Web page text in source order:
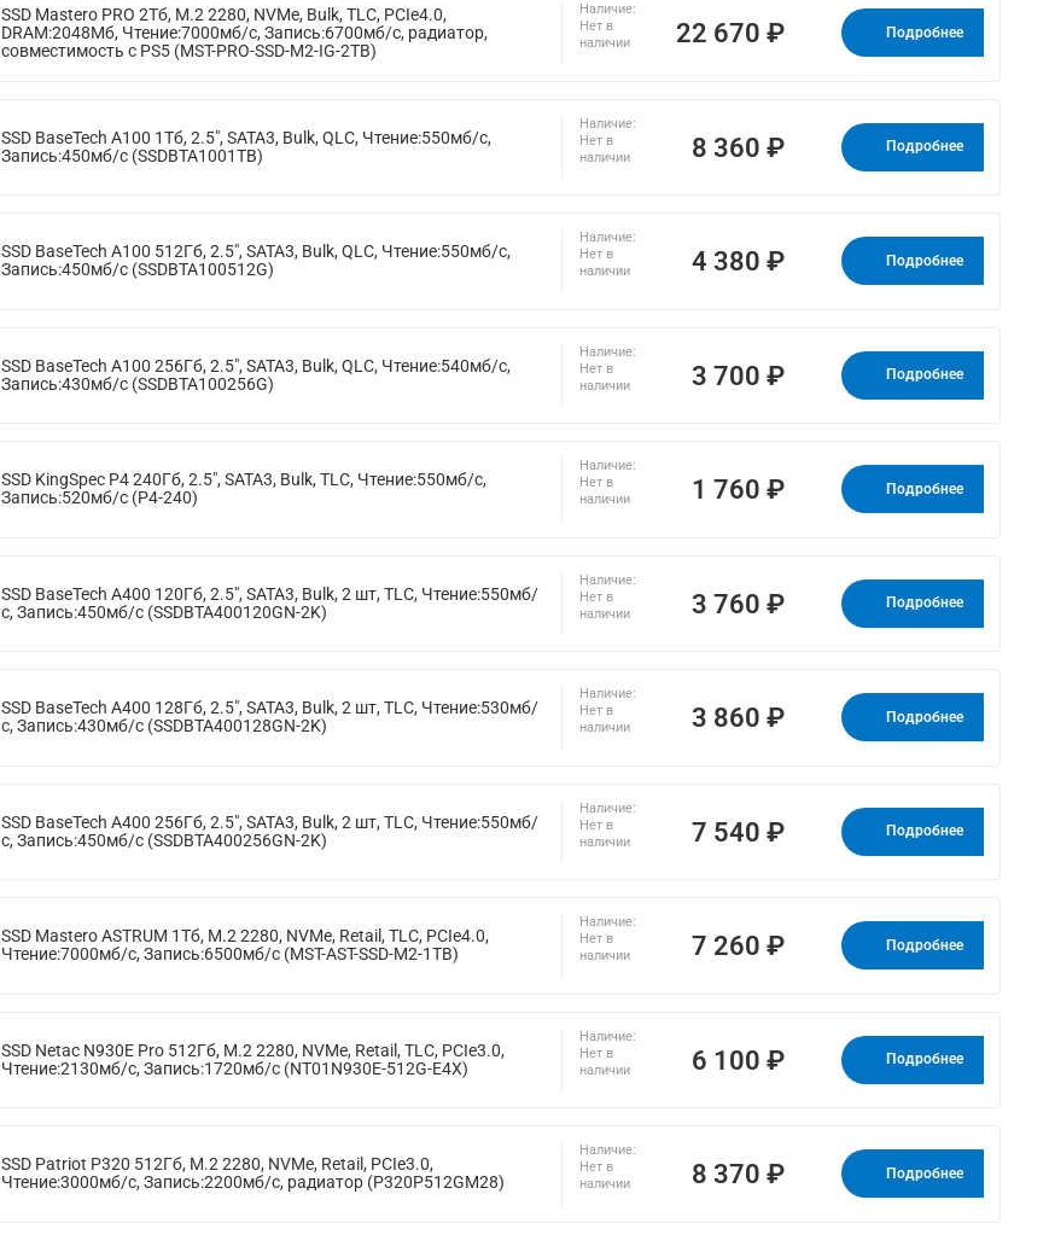
SSD Mastero PRO 2Тб, M.2 2280, NVMe, Bulk, TLC, PCIe4.0,
DRAM:2048Мб, Чтение:7000мб/с, Запись:6700мб/с, радиатор,
совместимость с PS5 (MST-PRO-SSD-M2-IG-2TB)
Наличие:
Нет в
наличии
22 670 ₽ Подробнее
SSD BaseTech A100 1Тб, 2.5", SATA3, Bulk, QLC, Чтение:550мб/с,
Запись:450мб/с (SSDBTA1001TB)
Наличие:
Нет в
наличии
8 360 ₽ Подробнее
SSD BaseTech A100 512Гб, 2.5", SATA3, Bulk, QLC, Чтение:550мб/с,
Запись:450мб/с (SSDBTA100512G)
Наличие:
Нет в
наличии
4 380 ₽ Подробнее
SSD BaseTech A100 256Гб, 2.5", SATA3, Bulk, QLC, Чтение:540мб/с,
Запись:430мб/с (SSDBTA100256G)
Наличие:
Нет в
наличии
3 700 ₽ Подробнее
SSD KingSpec P4 240Гб, 2.5", SATA3, Bulk, TLC, Чтение:550мб/с,
Запись:520мб/с (P4-240)
Наличие:
Нет в
наличии
1 760 ₽ Подробнее
SSD BaseTech A400 120Гб, 2.5", SATA3, Bulk, 2 шт, TLC, Чтение:550мб/
с, Запись:450мб/с (SSDBTA400120GN-2K)
Наличие:
Нет в
наличии
3 760 ₽ Подробнее
SSD BaseTech A400 128Гб, 2.5", SATA3, Bulk, 2 шт, TLC, Чтение:530мб/
с, Запись:430мб/с (SSDBTA400128GN-2K)
Наличие:
Нет в
наличии
3 860 ₽ Подробнее
SSD BaseTech A400 256Гб, 2.5", SATA3, Bulk, 2 шт, TLC, Чтение:550мб/
с, Запись:450мб/с (SSDBTA400256GN-2K)
Наличие:
Нет в
наличии
7 540 ₽ Подробнее
SSD Mastero ASTRUM 1Тб, M.2 2280, NVMe, Retail, TLC, PCIe4.0,
Чтение:7000мб/с, Запись:6500мб/с (MST-AST-SSD-M2-1TB)
Наличие:
Нет в
наличии
7 260 ₽ Подробнее
SSD Netac N930E Pro 512Гб, M.2 2280, NVMe, Retail, TLC, PCIe3.0,
Чтение:2130мб/с, Запись:1720мб/с (NT01N930E-512G-E4X)
Наличие:
Нет в
наличии
6 100 ₽ Подробнее
SSD Patriot P320 512Гб, M.2 2280, NVMe, Retail, PCIe3.0,
Чтение:3000мб/с, Запись:2200мб/с, радиатор (P320P512GM28)
Наличие:
Нет в
наличии
8 370 ₽ Подробнее